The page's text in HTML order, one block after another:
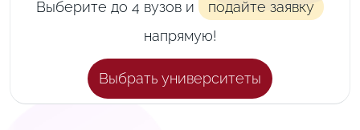
Выберите до 4 вузов и
подайте заявку
напрямую!
Выбрать университеты